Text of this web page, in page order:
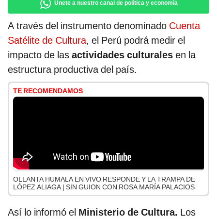
Únete a nuestro canal de política y economía
A través del instrumento denominado Cuenta
Satélite de Cultura, el Perú podrá medir el
impacto de las actividades culturales en la
estructura productiva del país.
TE RECOMENDAMOS
OLLANTA HUMALA EN VIVO RESPONDE Y LA TRAMPA DE
LÓPEZ ALIAGA | SIN GUION CON ROSA MARÍA PALACIOS
Así lo informó el Ministerio de Cultura. Los